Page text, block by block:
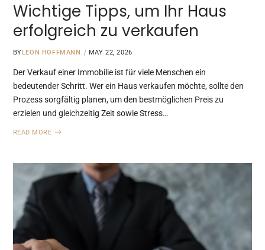
Wichtige Tipps, um Ihr Haus
erfolgreich zu verkaufen
BY LEON HOFFMANN MAY 22, 2026
Der Verkauf einer Immobilie ist für viele Menschen ein
bedeutender Schritt. Wer ein Haus verkaufen möchte, sollte den
Prozess sorgfältig planen, um den bestmöglichen Preis zu
erzielen und gleichzeitig Zeit sowie Stress…
READ MORE